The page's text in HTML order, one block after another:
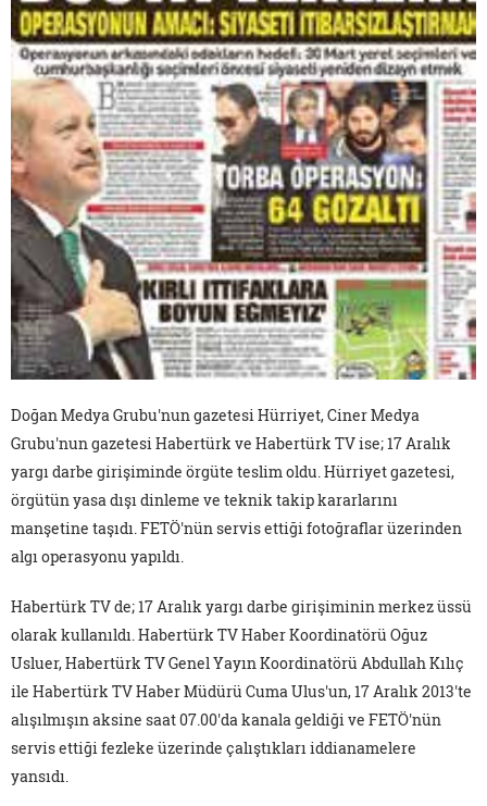
Doğan Medya Grubu'nun gazetesi Hürriyet, Ciner Medya
Grubu'nun gazetesi Habertürk ve Habertürk TV ise; 17 Aralık
yargı darbe girişiminde örgüte teslim oldu. Hürriyet gazetesi,
örgütün yasa dışı dinleme ve teknik takip kararlarını
manşetine taşıdı. FETÖ'nün servis ettiği fotoğraflar üzerinden
algı operasyonu yapıldı.
Habertürk TV de; 17 Aralık yargı darbe girişiminin merkez üssü
olarak kullanıldı. Habertürk TV Haber Koordinatörü Oğuz
Usluer, Habertürk TV Genel Yayın Koordinatörü Abdullah Kılıç
ile Habertürk TV Haber Müdürü Cuma Ulus'un, 17 Aralık 2013'te
alışılmışın aksine saat 07.00'da kanala geldiği ve FETÖ'nün
servis ettiği fezleke üzerinde çalıştıkları iddianamelere
yansıdı.